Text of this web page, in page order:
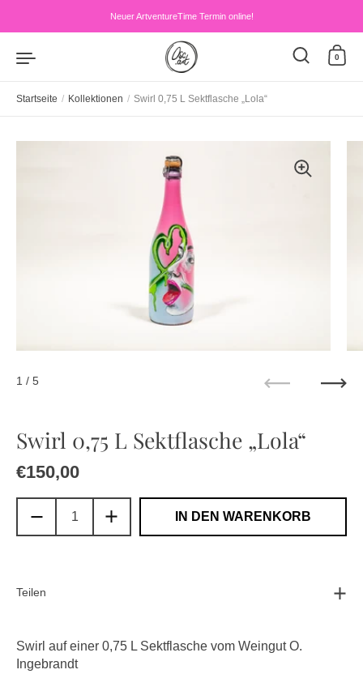
Neuer ArtventureTime Termin online!
0
Startseite / Kollektionen / Swirl 0,75 L Sektflasche „Lola“
Swirl 0,75 L Sektflasche „Lola“
Regulärer Preis
€150,00
IN DEN WARENKORB
Teilen
1 / 5
Swirl auf einer 0,75 L Sektflasche vom Weingut O.
Ingebrandt